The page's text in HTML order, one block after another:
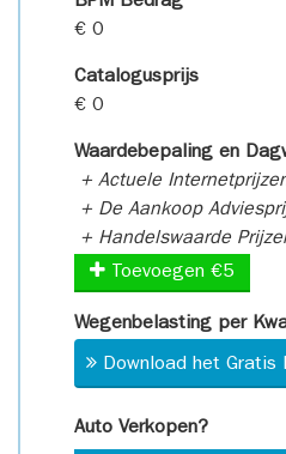
€ 0
Catalogusprijs
€ 0
Waardebepaling en
+ Actuele
+ De Aankoop
+ Handelswaarde
Toevoegen €5
Wegenbelasting per
Download het
Auto Verkopen?